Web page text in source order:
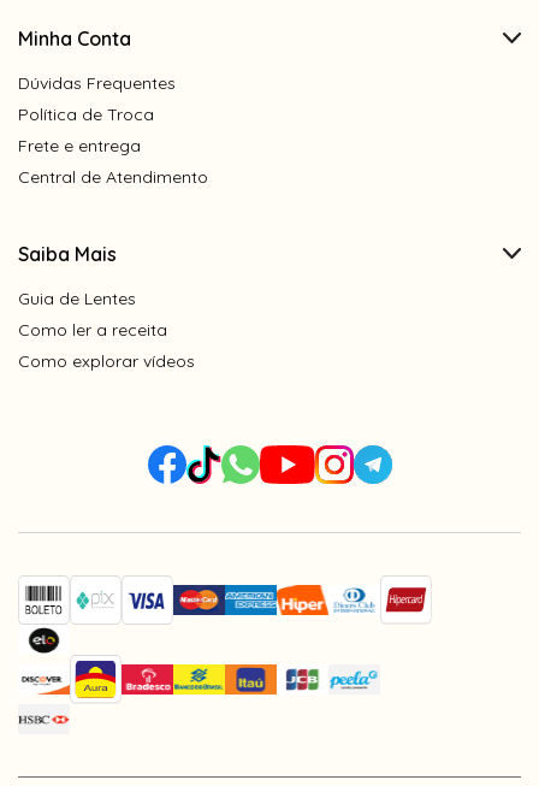
Minha Conta
Dúvidas Frequentes
Política de Troca
Frete e entrega
Central de Atendimento
Saiba Mais
Guia de Lentes
Como ler a receita
Como explorar vídeos